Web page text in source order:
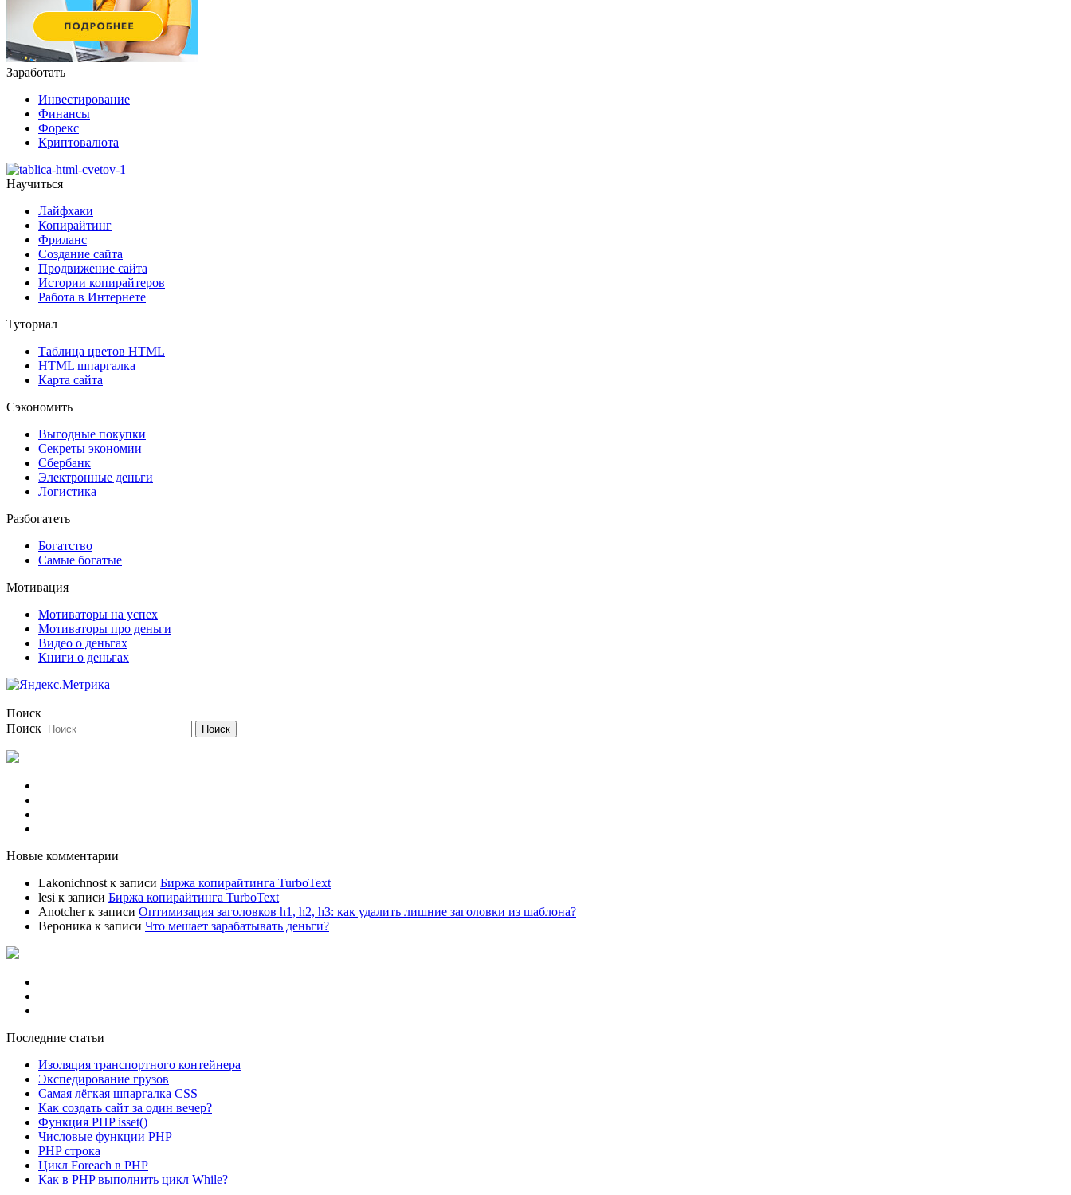
Заработать
Инвестирование
Финансы
Форекс
Криптовалюта
Научиться
Лайфхаки
Копирайтинг
Фриланс
Создание сайта
Продвижение сайта
Истории копирайтеров
Работа в Интернете
Туториал
Таблица цветов HTML
HTML шпаргалка
Карта сайта
Сэкономить
Выгодные покупки
Секреты экономии
Сбербанк
Электронные деньги
Логистика
Разбогатеть
Богатство
Самые богатые
Мотивация
Мотиваторы на успех
Мотиваторы про деньги
Видео о деньгах
Книги о деньгах
Поиск
Поиск
Новые комментарии
Lakonichnost к записи Биржа копирайтинга TurboText
lesi к записи Биржа копирайтинга TurboText
Anotcherк записи Оптимизация заголовков h1, h2, h3: как удалить лишние заголовки из шаблона?
Вероника к записи Что мешает зарабатывать деньги?
Последние статьи
Изоляция транспортного контейнера
Экспедирование грузов
Самая лёгкая шпаргалка CSS
Как создать сайт за один вечер?
Функция PHP isset()
Числовые функции PHP
PHP строка
Цикл Foreach в PHP
Как в PHP выполнить цикл While?